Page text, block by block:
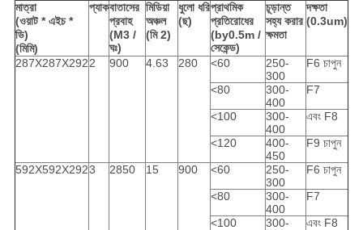
মাত্রা
(ওয়াট * এইচ *
ডি)
(মিমি)
প্যাকবাতাসের
প্রবাহ
(M3 /
ঘঃ)
মিডিয়া
অঞ্চল
(মি 2)
ধুলো ধরি
(ছ)
প্রাথমিক
প্রতিরোধের
(by0.5m /
সেকেন্ড)
চূড়ান্ত
সহ্য করার
ক্ষমতা
দক্ষতা
(0.3um)
287X287X2922 900 4.63 280 <60
250-
300
F6 চাপুন
<80
300-
400
F7
<100
300-
400
এবং F8
<120
400-
450
F9 চাপুন
592X592X2923 2850 15 900 <60
250-
300
F6 চাপুন
<80
300-
400
F7
<100
300-
এবং F8